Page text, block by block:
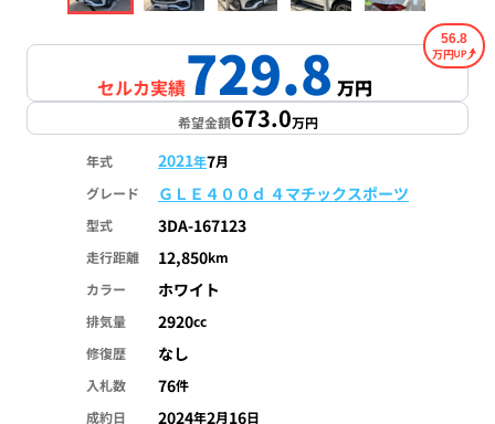
セルカ実績729.8万円
56.8
万円
希望金額673.0万円
年式 2021年7月
グレード
ＧＬＥ４００ｄ ４マチックスポーツ
型式 3DA-167123
走行距離 12,850km
カラー
ホワイト
排気量 2920cc
修復歴
なし
入札数 76件
成約日
2024年2月16日